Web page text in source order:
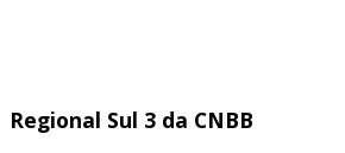
Regional Sul 3 da CNBB